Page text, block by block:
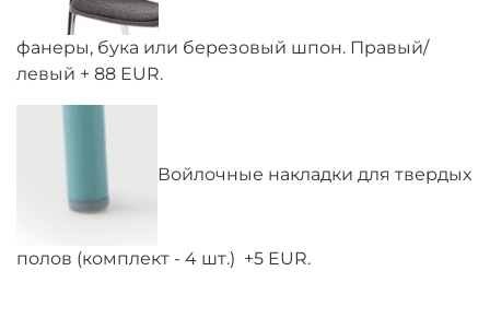
фанеры, бука или березовый шпон. Правый/
левый + 88 EUR.
Войлочные накладки для твердых
полов (комплект - 4 шт.) +5 EUR.